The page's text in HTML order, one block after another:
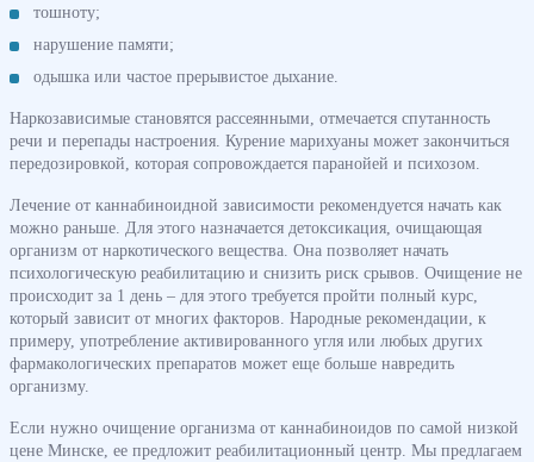
тошноту;
нарушение памяти;
одышка или частое прерывистое дыхание.
Наркозависимые становятся рассеянными, отмечается спутанность
речи и перепады настроения. Курение марихуаны может закончиться
передозировкой, которая сопровождается паранойей и психозом.
Лечение от каннабиноидной зависимости рекомендуется начать как
можно раньше. Для этого назначается детоксикация, очищающая
организм от наркотического вещества. Она позволяет начать
психологическую реабилитацию и снизить риск срывов. Очищение не
происходит за 1 день – для этого требуется пройти полный курс,
который зависит от многих факторов. Народные рекомендации, к
примеру, употребление активированного угля или любых других
фармакологических препаратов может еще больше навредить
организму.
Если нужно очищение организма от каннабиноидов по самой низкой
цене Минске, ее предложит реабилитационный центр. Мы предлагаем